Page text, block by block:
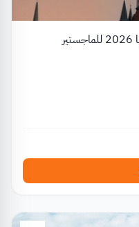
منحة Friedrich Naumann في ألمانيا 2026 للماجستير